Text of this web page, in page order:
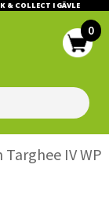
& COLLECT I GÄVLE
Targhee IV WP